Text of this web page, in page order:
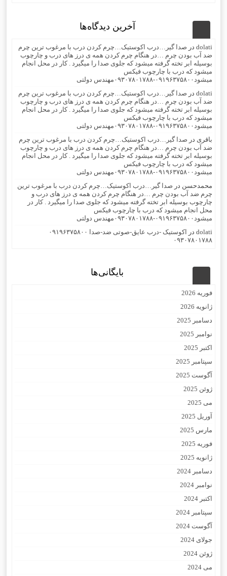
آخرین دیدگاه‌ها
dolati در صدا گیر…درب اکوستیک…چرم کردن درب با مرغوب ترین چرم
ضد آب بودن چرم …در هنگام چرم کردن همه ی درز های درب و چارچوب
بوسیله ابر تخته گرفته میشود که جلوی صدا را میگیرد . کار در محل انجام
میشود که درب با چارچوب فیکس
میشود۰۹۱۹۶۳۷۵۸۰۰-۰۹۳۰۷۸۰۱۷۸۸مهندس دولتی
dolati در صدا گیر…درب اکوستیک…چرم کردن درب با مرغوب ترین چرم
ضد آب بودن چرم …در هنگام چرم کردن همه ی درز های درب و چارچوب
بوسیله ابر تخته گرفته میشود که جلوی صدا را میگیرد . کار در محل انجام
میشود که درب با چارچوب فیکس
میشود۰۹۱۹۶۳۷۵۸۰۰-۰۹۳۰۷۸۰۱۷۸۸مهندس دولتی
باقری در صدا گیر…درب اکوستیک…چرم کردن درب با مرغوب ترین چرم
ضد آب بودن چرم …در هنگام چرم کردن همه ی درز های درب و چارچوب
بوسیله ابر تخته گرفته میشود که جلوی صدا را میگیرد . کار در محل انجام
میشود که درب با چارچوب فیکس
میشود۰۹۱۹۶۳۷۵۸۰۰-۰۹۳۰۷۸۰۱۷۸۸مهندس دولتی
محمدحسن در صدا گیر…درب اکوستیک…چرم کردن درب با مرغوب ترین
چرم ضد آب بودن چرم …در هنگام چرم کردن همه ی درز های درب و
چارچوب بوسیله ابر تخته گرفته میشود که جلوی صدا را میگیرد . کار در
محل انجام میشود که درب با چارچوب فیکس
میشود۰۹۱۹۶۳۷۵۸۰۰-۰۹۳۰۷۸۰۱۷۸۸مهندس دولتی
dolati در
اکوستیک -درب عایق-صوتی ضد-صدا ۰۹۱۹۶۳۷۵۸۰۰
۰۹۳۰۷۸۰۱۷۸۸
بایگانی‌ها
فوریه 2026
ژانویه 2026
دسامبر 2025
نوامبر 2025
اکتبر 2025
سپتامبر 2025
آگوست 2025
ژوئن 2025
می 2025
آوریل 2025
مارس 2025
فوریه 2025
ژانویه 2025
دسامبر 2024
نوامبر 2024
اکتبر 2024
سپتامبر 2024
آگوست 2024
جولای 2024
ژوئن 2024
می 2024